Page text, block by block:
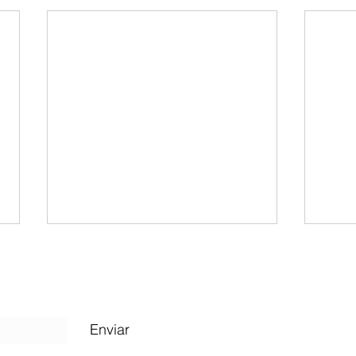
fecha en el calendario o de una
Enviar